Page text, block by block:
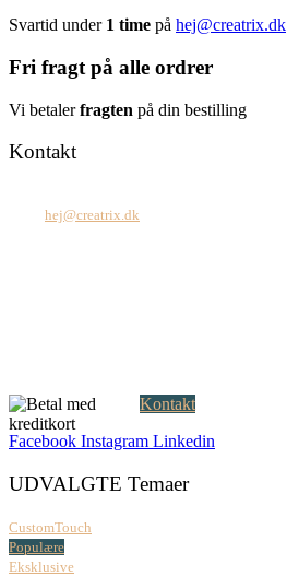
Svartid under 1 time på hej@creatrix.dk
Fri fragt på alle ordrer
Vi betalerfragten på din bestilling
Kontakt
hej@creatrix.dk
Kontakt
Facebook Instagram Linkedin
UDVALGTE Temaer
CustomTouch
Populære
Eksklusive